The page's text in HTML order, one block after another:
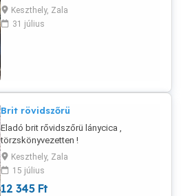
cicák , törzskönyvezetten , elvihetők !
Tel. : 06305875557
Keszthely, Zala
31 július
Brit rövidszőrü
Eladó brit rővidszőrü lánycica ,
törzskönyvezetten !
Keszthely, Zala
15 július
12 345 Ft